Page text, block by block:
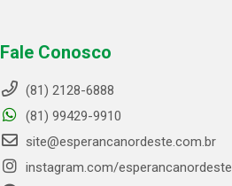
Fale Conosco
(81) 2128-6888
(81) 99429-9910
site@esperancanordeste.com.br
instagram.com/esperancanordeste